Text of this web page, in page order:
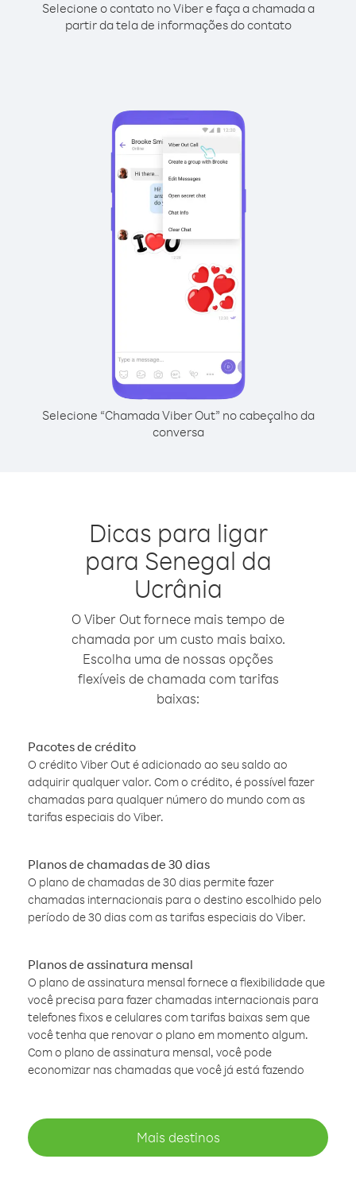
Selecione o contato no Viber e faça a chamada a
partir da tela de informações do contato
Selecione “Chamada Viber Out” no cabeçalho da
conversa
Dicas para ligar
para Senegal da
Ucrânia
O Viber Out fornece mais tempo de
chamada por um custo mais baixo.
Escolha uma de nossas opções
flexíveis de chamada com tarifas
baixas:
Pacotes de crédito
O crédito Viber Out é adicionado ao seu saldo ao
adquirir qualquer valor. Com o crédito, é possível fazer
chamadas para qualquer número do mundo com as
tarifas especiais do Viber.
Planos de chamadas de 30 dias
O plano de chamadas de 30 dias permite fazer
chamadas internacionais para o destino escolhido pelo
período de 30 dias com as tarifas especiais do Viber.
Planos de assinatura mensal
O plano de assinatura mensal fornece a flexibilidade que
você precisa para fazer chamadas internacionais para
telefones fixos e celulares com tarifas baixas sem que
você tenha que renovar o plano em momento algum.
Com o plano de assinatura mensal, você pode
economizar nas chamadas que você já está fazendo
Mais destinos